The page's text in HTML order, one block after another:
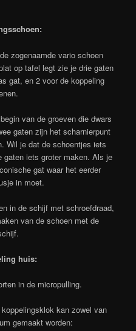
zogenaamde vario schoen
op tafel legt zie je drie gaten
gat, en 2 voor de koppeling
van de groeven die dwars
gaten zijn het scharnierpunt
Wil je dat de schoentjes iets
gaten iets groter maken. Als je
gat waar het eerder
in moet.
in de schijf met schroefdraad,
van de schoen met de
huis:
in de micropulling.
kan zowel van
gemaakt worden: